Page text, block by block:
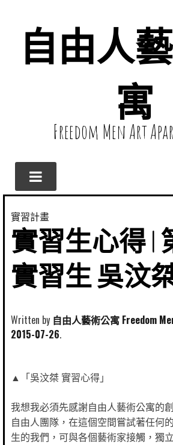
自由人
寓
Freedom Men Art
實習計畫
實習生心得 |
實習生 吳汶
Written by 自由人藝術公寓 Freedom
2015-07-26
▲「吳汶桀 實習心得」
我想我必須先感謝自由人藝術公寓的
自由人團隊，在這個空間嘗試著任何
生的我們，可與各個藝術家接觸，獨